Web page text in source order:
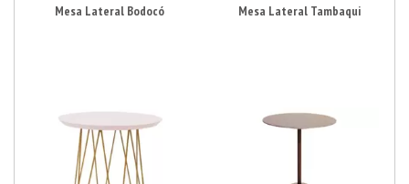
Mesa Lateral Bodocó Mesa Lateral Tambaqui